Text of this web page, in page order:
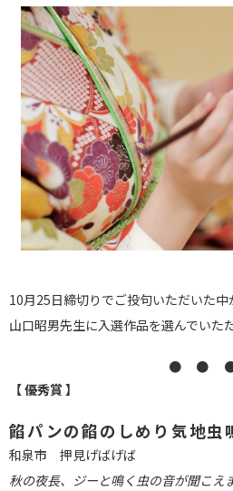
10月25日締切りでご投句いただいた中
山口昭男先生に入選作品を選んでいた
● ●
【 優秀賞 】
餡パンの餡のしめり気地虫
和泉市 押見げばげば
秋の夜長、ジーと鳴く虫の音が聞こえ